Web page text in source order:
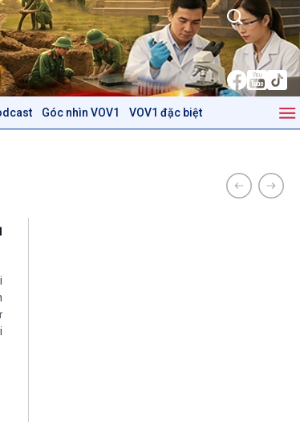
Góc nhìn VOV1 VOV1 đặc biệt
mở cửa
Kinh tế
hàng Việt
với gian lận